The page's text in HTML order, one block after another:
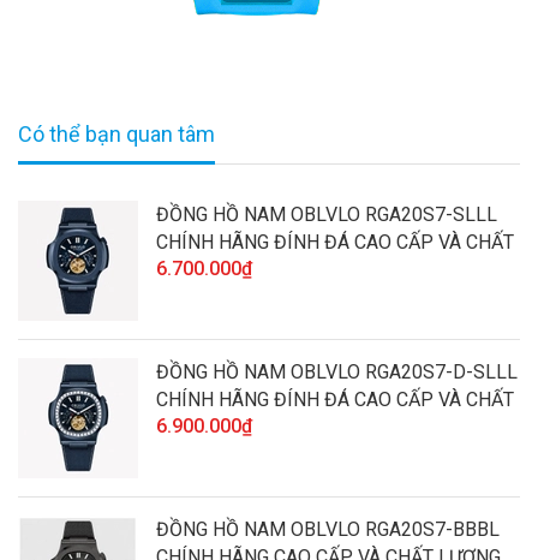
Có thể bạn quan tâm
ĐỒNG HỒ NAM OBLVLO RGA20S7-SLLL
CHÍNH HÃNG ĐÍNH ĐÁ CAO CẤP VÀ CHẤT
LƯỢNG
6.700.000₫
ĐỒNG HỒ NAM OBLVLO RGA20S7-D-SLLL
CHÍNH HÃNG ĐÍNH ĐÁ CAO CẤP VÀ CHẤT
LƯỢNG
6.900.000₫
ĐỒNG HỒ NAM OBLVLO RGA20S7-BBBL